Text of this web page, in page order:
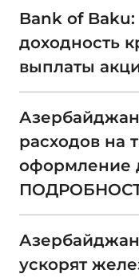
Bank of
доходность
выплаты
расходов на
оформление
Азербайджан
ускорят